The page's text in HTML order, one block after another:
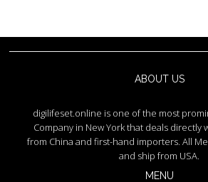
ABOUT US
digilifeset.online is one of the most
Company in New York that deals directly
from China and first-hand importers. All
and ship from USA.
MENU